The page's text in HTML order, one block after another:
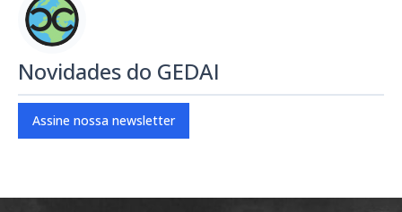
Novidades do GEDAI
Assine nossa newsletter